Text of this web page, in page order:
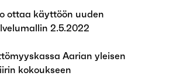
ottaa käyttöön uuden
2.5.2022
Aarian yleisen
kokoukseen